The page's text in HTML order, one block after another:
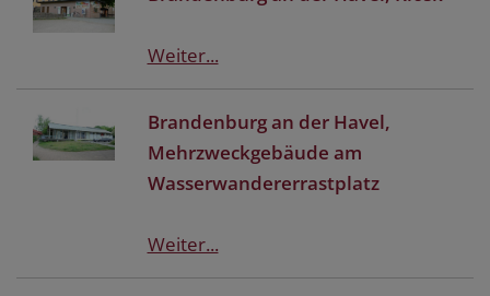
Weiter...
Brandenburg an der Havel,
Mehrzweckgebäude am
Wasserwandererrastplatz
Weiter...